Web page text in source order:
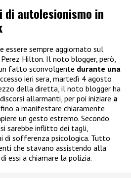
autolesionismo in
essere sempre aggiornato sul
Hilton. Il noto blogger, però,
fatto sconvolgente durante una
ieri sera, martedì 4 agosto
della diretta, il noto blogger ha
allarmanti, per poi iniziare a
fino a manifestare chiaramente
un gesto estremo. Secondo
sarebbe inflitto dei tagli,
di sofferenza psicologica. Tutto
che stavano assistendo alla
essi a chiamare la polizia.